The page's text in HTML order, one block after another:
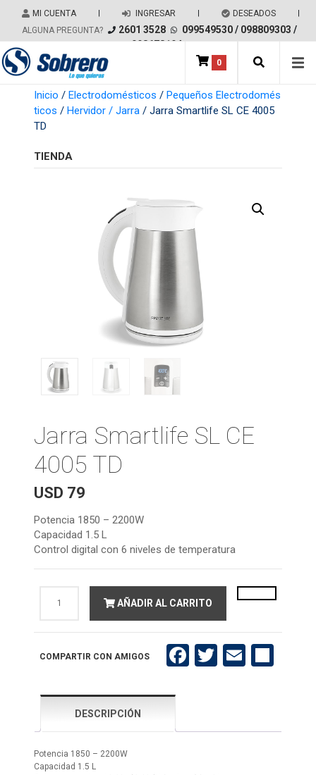
MI CUENTA | INGRESAR | DESEADOS |
ALGUNA PREGUNTA? 2601 3528 099549530/ 098809303 /
098678194
Salir del contenido
Main Navigation 0
Inicio / Electrodomésticos / Pequeños Electrodomés
ticos / Hervidor / Jarra / Jarra Smartlife SL CE 4005
TD
TIENDA
Jarra Smartlife SL CE
4005 TD
USD 79
Potencia 1850 – 2200W
Capacidad 1.5 L
Control digital con 6 niveles de temperatura
Smartlife
TD
AÑADIR AL CARRITO
COMPARTIR CON AMIGOS FacebookTwitter
DESCRIPCIÓN
Potencia 1850 – 2200W
Capacidad 1.5 L